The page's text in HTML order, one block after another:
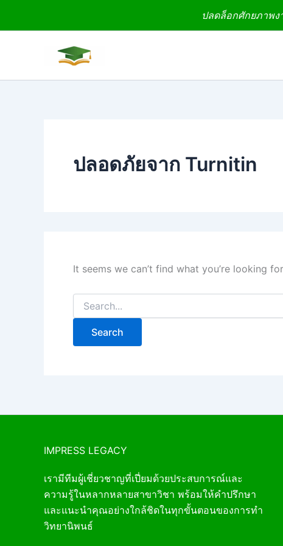
ปลดล็อกศักยภาพ
ปลอดภัยจาก Turnitin
It seems we can’t find what you’re looking
IMPRESS LEGACY
เรามีทีมผู้เชี่ยวชาญที่เปี่ยมด้วยประสบการณ์และ
ความรู้ในหลากหลายสาขาวิชา พร้อมให้คำปรึกษา
และแนะนำคุณอย่างใกล้ชิดในทุกขั้นตอนของการทำ
วิทยานิพนธ์